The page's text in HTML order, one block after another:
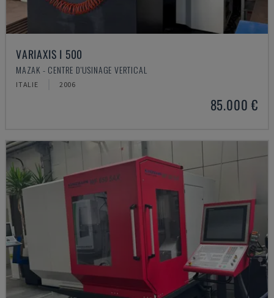
VARIAXIS I 500
MAZAK - CENTRE D'USINAGE VERTICAL
ITALIE 2006
85.000 €